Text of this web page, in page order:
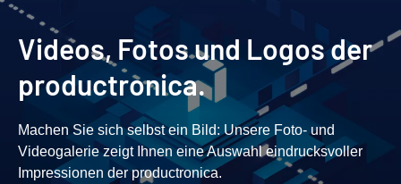
Videos, Fotos und Logos der
productronica.
Machen Sie sich selbst ein Bild: Unsere Foto- und
Videogalerie zeigt Ihnen eine Auswahl eindrucksvoller
Impressionen der productronica.